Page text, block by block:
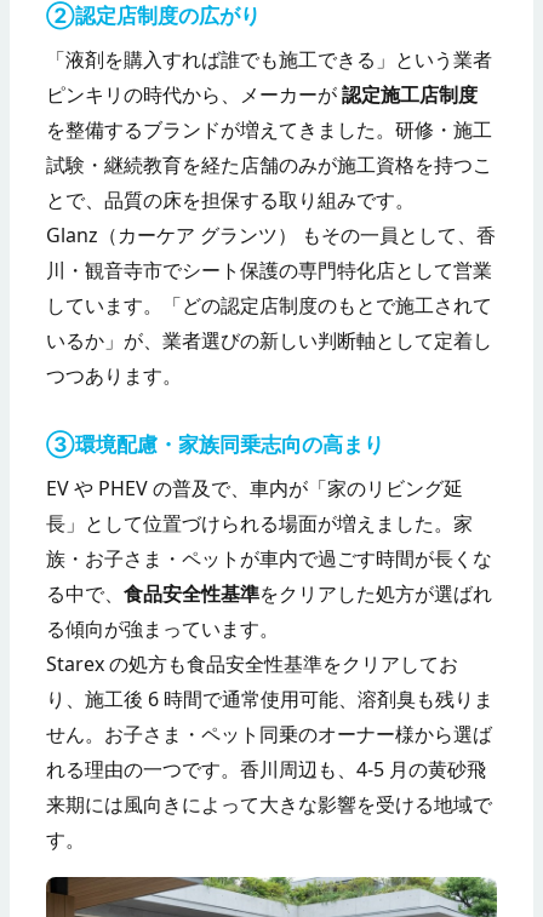
②認定店制度の広がり
「液剤を購入すれば誰でも施工できる」という業者
ピンキリの時代から、メーカーが認定施工店制度
を整備するブランドが増えてきました。研修・施工
試験・継続教育を経た店舗のみが施工資格を持つこ
とで、品質の床を担保する取り組みです。
Glanz（カーケア グランツ） もその一員として、香
川・観音寺市でシート保護の専門特化店として営業
しています。「どの認定店制度のもとで施工されて
いるか」が、業者選びの新しい判断軸として定着し
つつあります。
③環境配慮・家族同乗志向の高まり
EV や PHEV の普及で、車内が「家のリビング延
長」として位置づけられる場面が増えました。家
族・お子さま・ペットが車内で過ごす時間が長くな
る中で、食品安全性基準をクリアした処方が選ばれ
る傾向が強まっています。
Starex の処方も食品安全性基準をクリアしてお
り、施工後 6 時間で通常使用可能、溶剤臭も残りま
せん。お子さま・ペット同乗のオーナー様から選ば
れる理由の一つです。香川周辺も、4-5 月の黄砂飛
来期には風向きによって大きな影響を受ける地域で
す。